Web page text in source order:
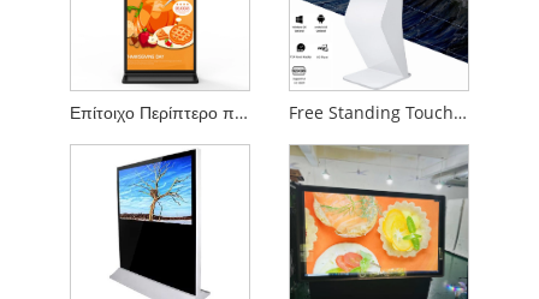
Επίτοιχο Περίπτερο πληροφοριών αφής Free Standing Touch Information Kiosk